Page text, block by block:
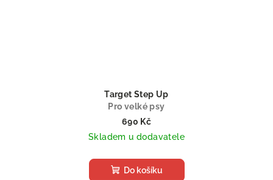
Target Step Up
Pro velké psy
690 Kč
Skladem u dodavatele
Do košíku